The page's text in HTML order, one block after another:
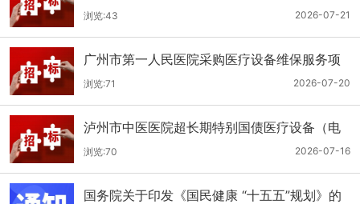
救治基地手术室及重症监护室医疗设备采购项
目更正公告
2026-07-21
浏览:43
广州市第一人民医院采购医疗设备维保服务项
目（2026年第1批）(二次)（项目编号：GZSY-
2026FW-06）采购更正公告
2026-07-20
浏览:71
泸州市中医医院超长期特别国债医疗设备（电
子胃肠镜系统）采购更正公告（第二次）2026-07-16
浏览:70
国务院关于印发《国民健康 “十五五”规划》的